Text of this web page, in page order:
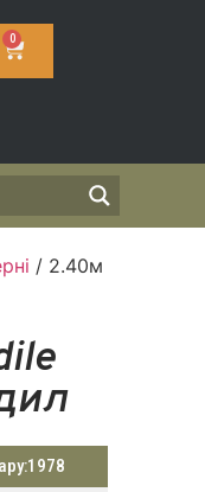
0
/ 2.40м
1978